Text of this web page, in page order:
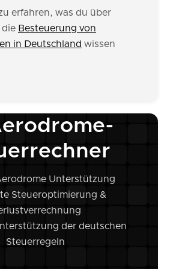
erfahren, was du über
die Besteuerung von
in Deutschland wissen
Unterstützung
Steueroptimierung &
der deutschen
Steuerregeln